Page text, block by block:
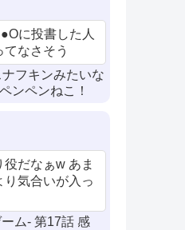
に投書した人
なさそう
フキンみたいな
ンペンねこ！
だなぁw あま
り気合いが入っ
ム- 第17話 感